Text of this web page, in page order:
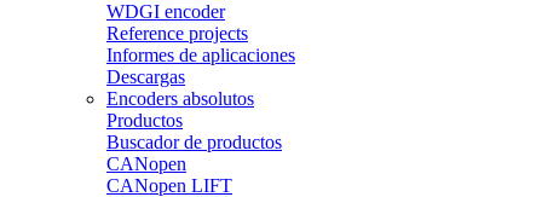
WDGI encoder
Reference projects
Informes de aplicaciones
Descargas
Encoders absolutos
Productos
Buscador de productos
CANopen
CANopen LIFT